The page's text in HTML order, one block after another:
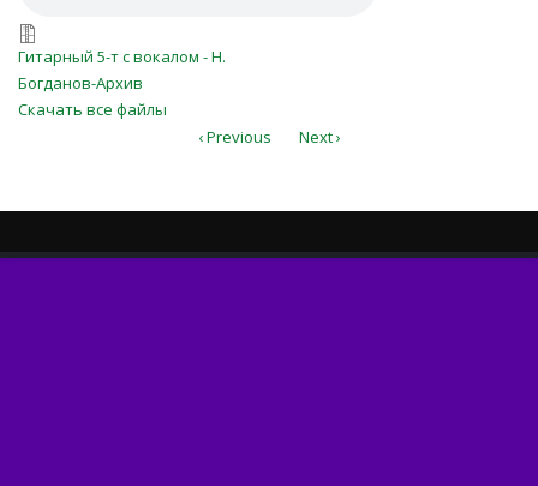
in_timpul_vieții_tinere.7z
Гитарный 5-т с вокалом - Н.
Богданов-Архив
Скачать все файлы
‹ Previous Next ›